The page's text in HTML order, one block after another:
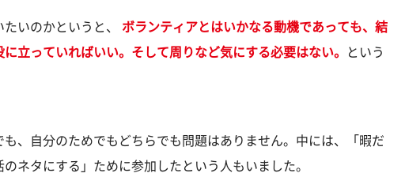
いのかというと、 ボランティアとはいかなる動機であっても、結
立っていればいい。そして周りなど気にする必要はない。
という
も、自分のためでもどちらでも問題はありません。中には、「暇だ
ネタにする」ために参加したという人もいました。